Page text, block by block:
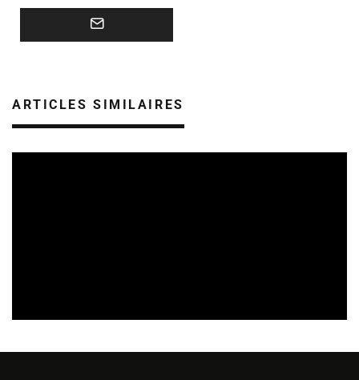
ARTICLES SIMILAIRES